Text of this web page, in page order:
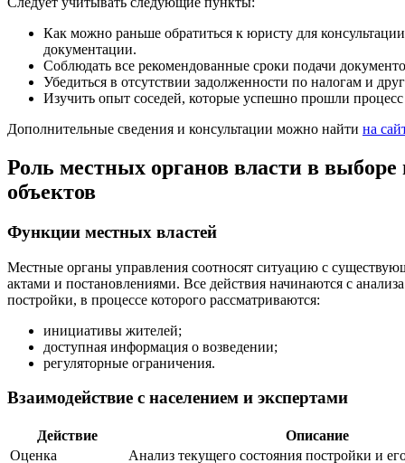
Как можно раньше обратиться к юристу для
документации.
Соблюдать все рекомендованные сроки подачи
Убедиться в отсутствии задолженности по налогам и
Изучить опыт соседей, которые успешно прошли
Дополнительные сведения и консультации можно найти на
Роль местных органов власти в выборе
объектов
Функции местных властей
Местные органы управления соотносят ситуацию с
актами и постановлениями. Все действия начинаются с анализа
постройки, в процессе которого рассматриваются:
инициативы жителей;
доступная информация о возведении;
регуляторные ограничения.
Взаимодействие с населением и экспертами
Действие
Описание
Оценка
Анализ текущего состояния постройки и